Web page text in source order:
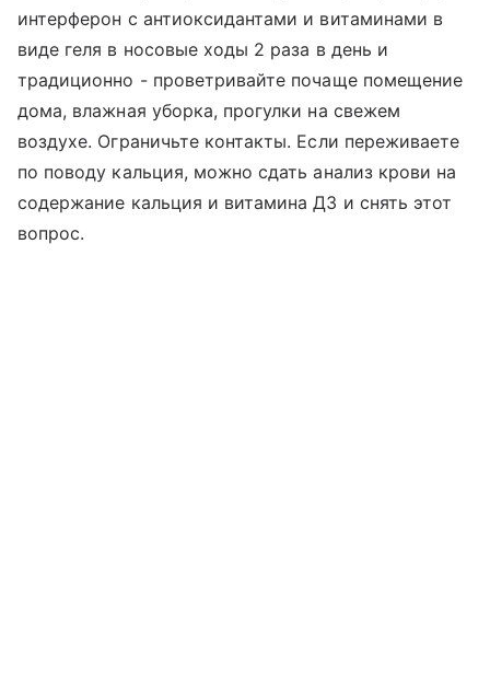
интерферон с антиоксидантами и витаминами в
виде геля в носовые ходы 2 раза в день и
традиционно - проветривайте почаще помещение
дома, влажная уборка, прогулки на свежем
воздухе. Ограничьте контакты. Если переживаете
по поводу кальция, можно сдать анализ крови на
содержание кальция и витамина Д3 и снять этот
вопрос.